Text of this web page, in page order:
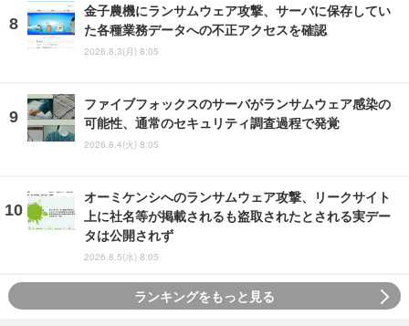
金子農機にランサムウェア攻撃、サーバに保存してい
た各種業務データへの不正アクセスを確認
2026.8.3(月) 8:05
ファイブフォックスのサーバがランサムウェア感染の
可能性、通常のセキュリティ調査過程で発覚
2026.8.4(火) 8:05
オーミケンシへのランサムウェア攻撃、リークサイト
上に社名等が掲載されるも盗取されたとされる実デー
タは公開されず
2026.8.5(水) 8:05
ランキングをもっと見る